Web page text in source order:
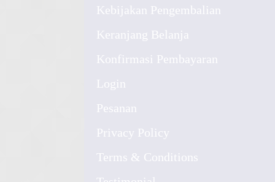
Kebijakan Pengembalian
Keranjang Belanja
Konfirmasi Pembayaran
Login
Pesanan
Privacy Policy
Terms & Conditions